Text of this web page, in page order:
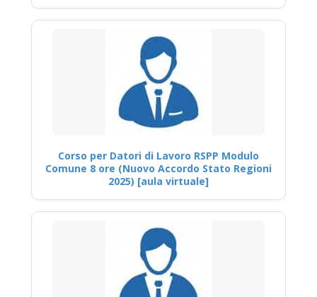
Corso per Datori di Lavoro RSPP Modulo
Comune 8 ore (Nuovo Accordo Stato Regioni
2025) [aula virtuale]